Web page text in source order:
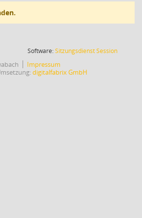
Software:SitzungsdienstSession(Wird in
Impressum
digitalfabrix GmbH